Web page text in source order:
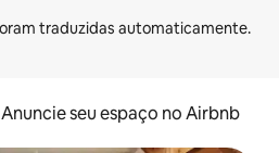
Anuncie seu espaço no Airbnb